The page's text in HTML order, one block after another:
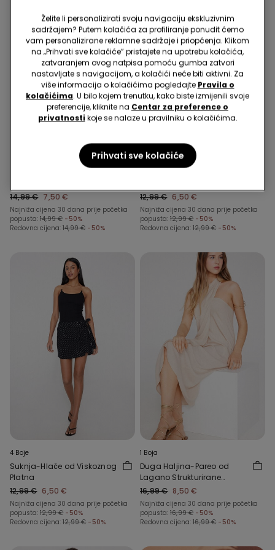
Vezicama
14,99 € 7,50 €
Najniža cijena 30 dana prije početka
popusta: 14,99 € -50%
Redovna cijena: 14,99 € -50%
2 Boje
12,99 € 6,50 €
Najniža cijena 30 dana prije početka
popusta: 12,99 € -50%
Redovna cijena: 12,99 € -50%
4 Boje
Suknja-Hlače od Viskoznog
Platna
12,99 € 6,50 €
Najniža cijena 30 dana prije početka
popusta: 12,99 € -50%
Redovna cijena: 12,99 € -50%
1 Boja
Duga Haljina-Pareo od
Lagano Strukturirane
Viskoze
16,99 € 8,50 €
Najniža cijena 30 dana prije početka
popusta: 16,99 € -50%
Redovna cijena: 16,99 € -50%
Želite li personalizirati svoju navigaciju ekskluzivnim
sadržajem? Putem kolačića za profiliranje ponudit ćemo
vam personalizirane reklamne sadržaje i priopćenja. Klikom
na „Prihvati sve kolačiće” pristajete na upotrebu kolačića,
zatvaranjem ovog natpisa pomoću gumba zatvori
nastavljate s navigacijom, a kolačići neće biti aktivni. Za
više informacija o kolačićima pogledajte Pravila o
kolačićima. U bilo kojem trenutku, kako biste izmijenili svoje
preferencije, kliknite na Centar za preference o
privatnostikoje se nalaze u pravilniku o kolačićima.
Prihvati sve kolačiće